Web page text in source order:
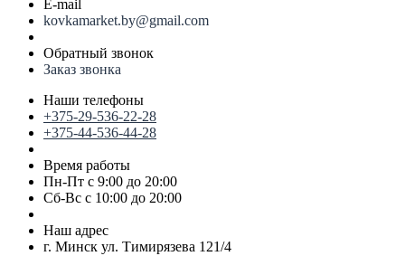
E-mail
kovkamarket.by@gmail.com
Обратный звонок
Заказ звонка
Наши телефоны
+375-29-536-22-28
+375-44-536-44-28
Время работы
Пн-Пт с 9:00 до 20:00
Сб-Вс с 10:00 до 20:00
Наш адрес
г. Минск ул. Тимирязева 121/4